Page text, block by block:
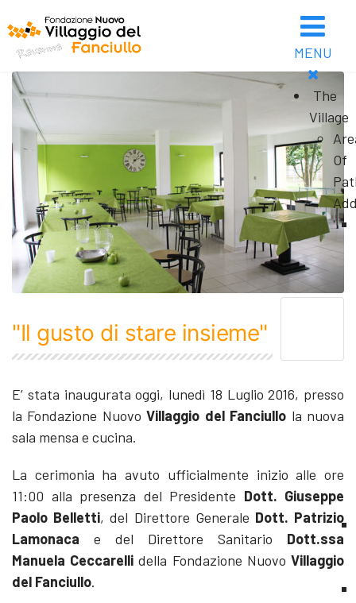
MENU
The
Village
Of
"Il gusto di stare insieme"
E’ stata inaugurata oggi, lunedì 18 Luglio 2016, presso
la Fondazione NuovoVillaggio del Fanciullo la nuova
sala mensa e cucina.
La cerimonia ha avuto ufficialmente inizio alle ore
11:00 alla presenza del Presidente Dott. Giuseppe
Paolo Belletti, del Direttore Generale Dott. Patrizio
Lamonaca e del Direttore Sanitario Dott.ssa
Manuela Ceccarelli della Fondazione NuovoVillaggio
del Fanciullo.